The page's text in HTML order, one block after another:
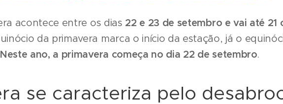
acontece entre os dias 22 e 23 de setembro e vai até 21
da primavera marca o início da estação, já o
Neste ano, a primavera começa no dia 22 de setembro.
se caracteriza pelo